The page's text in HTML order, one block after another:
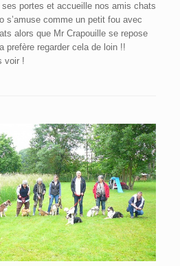
ses portes et accueille nos amis chats
s’amuse comme un petit fou avec
alors que Mr Crapouille se repose
prefère regarder cela de loin !!
voir !